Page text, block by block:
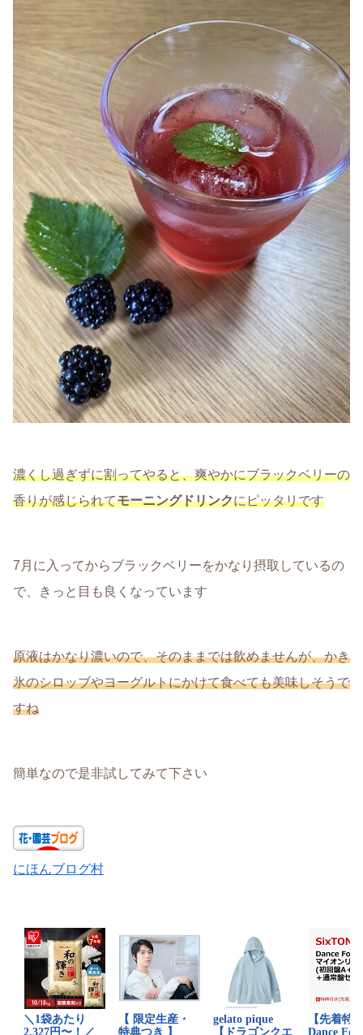
濃くし過ぎずに割ってやると、爽やかにブラックベリーの
香りが感じられてモーニングドリンクにピッタリです
7月に入ってからブラックベリーをかなり摂取しているの
で、きっと目も良くなっています
原液はかなり濃いので、そのままでは飲めませんが、かき
氷のシロッブやヨーグルトにかけて食べても美味しそうで
すね
簡単なので是非試してみて下さい
にほんブログ村